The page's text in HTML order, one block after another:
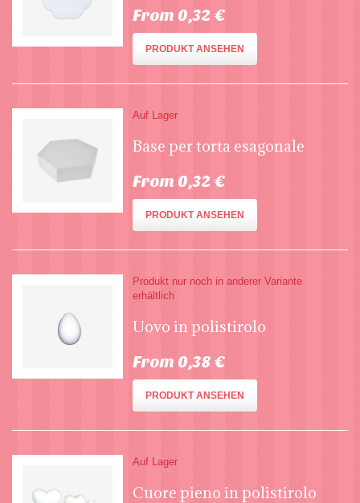
From 0,32 €
PRODUKT ANSEHEN
Auf Lager
Base per torta esagonale
From 0,32 €
PRODUKT ANSEHEN
Produkt nur noch in anderer Variante
erhältlich
Uovo in polistirolo
From 0,38 €
PRODUKT ANSEHEN
Auf Lager
Cuore pieno in polistirolo